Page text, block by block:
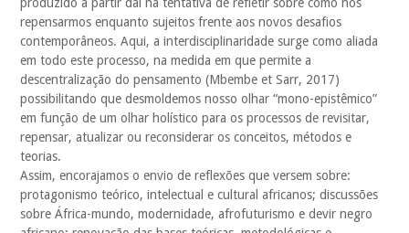
repensarmos enquanto sujeitos frente aos novos desafios
contemporâneos. Aqui, a interdisciplinaridade surge como aliada
em todo este processo, na medida em que permite a
descentralização do pensamento (Mbembe et Sarr, 2017)
possibilitando que desmoldemos nosso olhar “mono-epistêmico”
em função de um olhar holístico para os processos de revisitar,
repensar, atualizar ou reconsiderar os conceitos, métodos e
teorias.
Assim, encorajamos o envio de reflexões que versem sobre:
protagonismo teórico, intelectual e cultural africanos; discussões
sobre África-mundo, modernidade, afrofuturismo e devir negro